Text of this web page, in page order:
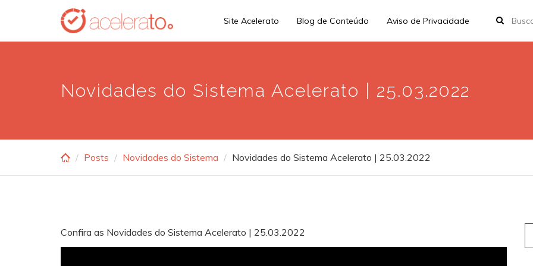
main
Site Acelerato Blog de Conteúdo Aviso de Privacidade
Novidades do Sistema Acelerato | 25.03.2022
Posts Novidades do Sistema Novidades do Sistema Acelerato | 25.03.2022
Confira as Novidades do Sistema Acelerato | 25.03.2022